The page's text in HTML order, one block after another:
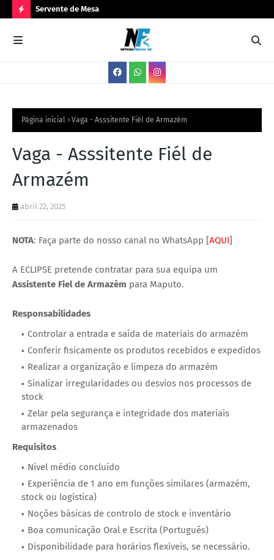
O
V
G
A
Servente de Mesa
Página inicial Vaga - Asssitente Fiél de Armazém
Vaga - Asssitente Fiél de
Armazém
abril 22, 2025
NOTA: Faça parte do nosso canal no WhatsApp [AQUI]
A ECLIPSE pretende contratar para sua equipa um
Assistente Fiel de Armazém para Maputo.
Responsabilidades
Controlar a entrada e saída de materiais do armazém
Conferir fisicamente os produtos recebidos e expedidos
Realizar a organização e limpeza do armazém
Sinalizar irregularidades ou desvios nos processos de
stock
Zelar pela segurança e integridade dos materiais
armazenados
Requisitos
Nivel médio concluído
Experiência de 1 ano em funções similares (armazém,
stock ou logística)
Noções básicas de controlo de stock e inventário
Boa comunicação Oral e Escrita (Português)
Disponibilidade para horários flexíveis, se necessário.